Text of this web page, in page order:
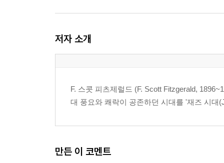
저자 소개
F. 스콧 피츠제럴드 (F. Scott Fitzgerald,
대 풍요와 쾌락이 공존하던 시대를 '재즈 시대
만든 이 코멘트